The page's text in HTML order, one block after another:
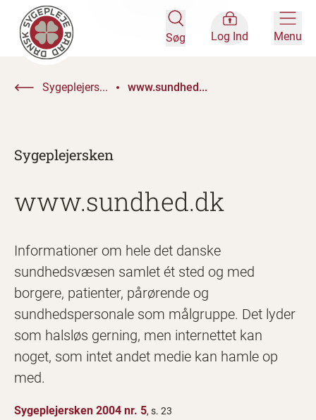
Søg Log Ind Menu
Sygeplejers... www.sundhed...
Sygeplejersken
www.sundhed.dk
Informationer om hele det danske
sundhedsvæsen samlet ét sted og med
borgere, patienter, pårørende og
sundhedspersonale som målgruppe. Det lyder
som halsløs gerning, men internettet kan
noget, som intet andet medie kan hamle op
med.
Sygeplejersken 2004 nr. 5, s. 23